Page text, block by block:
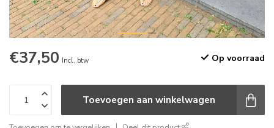
€37,50 Incl. btw Op voorraad
Toevoegen aan winkelwagen